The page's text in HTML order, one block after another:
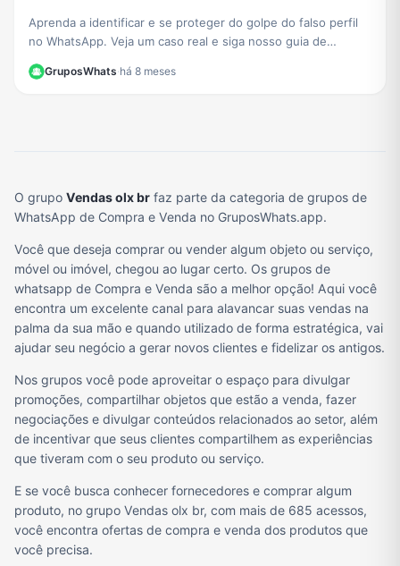
Aprenda a identificar e se proteger do golpe do falso perfil
no WhatsApp. Veja um caso real e siga nosso guia de
GruposWhats·há 8 meses
O grupo Vendas olx br faz parte da categoria de grupos de
WhatsApp de Compra e Venda no GruposWhats.app.
Você que deseja comprar ou vender algum objeto ou serviço,
móvel ou imóvel, chegou ao lugar certo. Os grupos de
whatsapp de Compra e Venda são a melhor opção! Aqui você
encontra um excelente canal para alavancar suas vendas na
palma da sua mão e quando utilizado de forma estratégica, vai
ajudar seu negócio a gerar novos clientes e fidelizar os antigos.
Nos grupos você pode aproveitar o espaço para divulgar
promoções, compartilhar objetos que estão a venda, fazer
negociações e divulgar conteúdos relacionados ao setor, além
de incentivar que seus clientes compartilhem as experiências
que tiveram com o seu produto ou serviço.
E se você busca conhecer fornecedores e comprar algum
produto, no grupo Vendas olx br, com mais de 685 acessos,
você encontra ofertas de compra e venda dos produtos que
você precisa.